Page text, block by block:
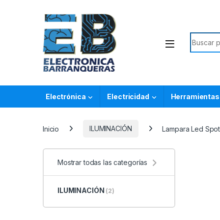
Electrónica Electricidad Herramientas
Inicio ILUMINACIÓN Lampara Led Spot
Mostrar todas las categorías
ILUMINACIÓN (2)